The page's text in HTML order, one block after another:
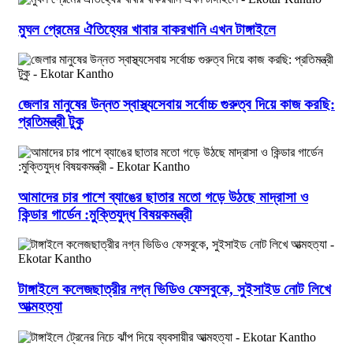
মুঘল প্রেমের ঐতিহ্যের খাবার বাকরখানি এখন টাঙ্গাইলে
জেলার মানুষের উন্নত স্বাস্থ্যসেবায় সর্বোচ্চ গুরুত্ব দিয়ে কাজ করছি:
প্রতিমন্ত্রী টুকু
আমাদের চার পাশে ব্যাঙের ছাতার মতো গড়ে উঠছে মাদ্রাসা ও
কিন্ডার গার্ডেন :মুক্তিযুদ্ধ বিষয়কমন্ত্রী
টাঙ্গাইলে কলেজছাত্রীর নগ্ন ভিডিও ফেসবুকে, সুইসাইড নোট লিখে
আত্মহত্যা